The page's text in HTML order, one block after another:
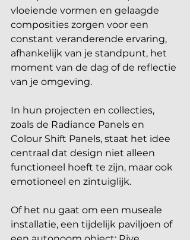
vloeiende vormen en gelaagde
composities zorgen voor een
constant veranderende ervaring,
afhankelijk van je standpunt, het
moment van de dag of de reflectie
van je omgeving.
In hun projecten en collecties,
zoals de Radiance Panels en
Colour Shift Panels, staat het idee
centraal dat design niet alleen
functioneel hoeft te zijn, maar ook
emotioneel en zintuiglijk.
Of het nu gaat om een museale
installatie, een tijdelijk paviljoen of